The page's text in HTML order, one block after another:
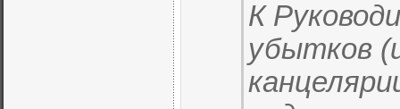
К
убытков